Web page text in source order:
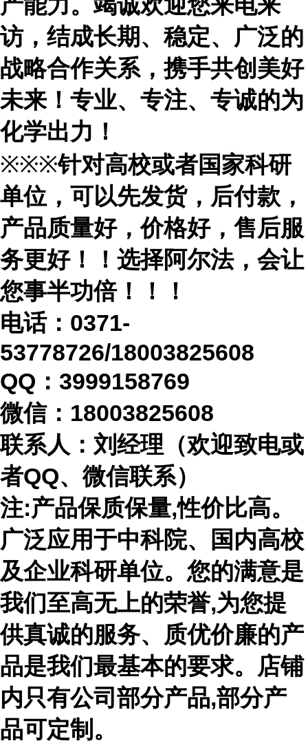
访，结成长期、稳定、广泛的
战略合作关系，携手共创美好
未来！专业、专注、专诚的为
化学出力！
※※※针对高校或者国家科研
单位，可以先发货，后付款，
产品质量好，价格好，售后服
务更好！！选择阿尔法，会让
您事半功倍！！！
电话： 0371-
53778726/18003825608
QQ：3999158769
微信： 18003825608
联系人：刘经理（欢迎致电或
者QQ、微信联系）
注:产品保质保量,性价比高。
广泛应用于中科院、国内高校
及企业科研单位。您的满意是
我们至高无上的荣誉,为您提
供真诚的服务、质优价廉的产
品是我们最基本的要求。店铺
内只有公司部分产品,部分产
品可定制。